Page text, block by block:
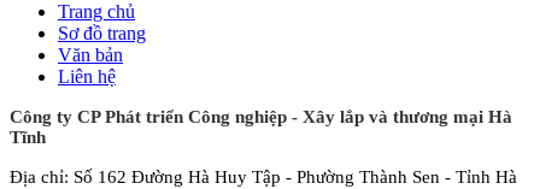
Trang chủ
Sơ đồ trang
Văn bản
Liên hệ
Công ty CP Phát triển Công nghiệp - Xây lắp và thương mại Hà
Tĩnh
Địa chỉ: Số 162 Đường Hà Huy Tập - Phường Thành Sen - Tỉnh Hà